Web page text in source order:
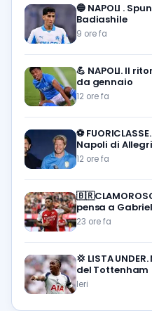
🔵 NAPOLI .
Badiashile
9 ore fa
💪 NAPOLI. Il
da gennaio
12 ore fa
⚽️
Napoli di Allegri
12 ore fa
pensa a
23 ore fa
💢 LISTA
del Tottenham
Ieri